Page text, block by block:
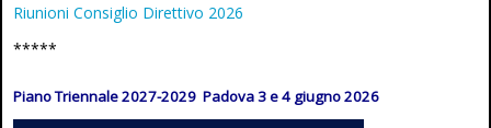
Riunioni Consiglio Direttivo 2026
*****
Piano Triennale 2027-2029 Padova 3 e 4 giugno 2026